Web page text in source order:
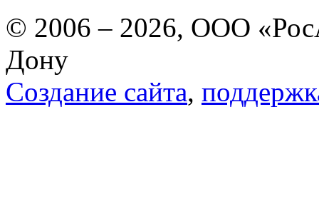
© 2006 – 2026, ООО
Дону
Создание сайта,